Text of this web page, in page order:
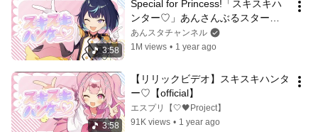
3:58
Special for Princess!「スキスキハ
ンター♡」あんさんぶるスター
ズ！！リリックMV
あんスタチャンネル
1M views • 1 year ago
3:58
【リリックビデオ】スキスキハンタ
ー♡【official】
エスプリ【🤍🖤Project】
91K views • 1 year ago